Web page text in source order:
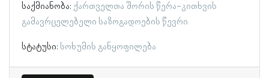
საქმიანობა: ქართველთა შორის წერა-კითხვის
გამავრცელებელი საზოგადოების წევრი
სტატუსი: სოხუმის განყოფილება